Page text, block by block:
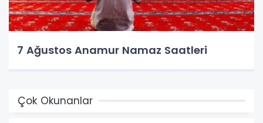
7 Ağustos Anamur Namaz Saatleri
Çok Okunanlar